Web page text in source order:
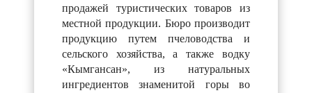
продажей туристических товаров из
местной продукции. Бюро производит
продукцию путем пчеловодства и
сельского хозяйства, а также водку
«Кымгансан», из натуральных
ингредиентов знаменитой горы во